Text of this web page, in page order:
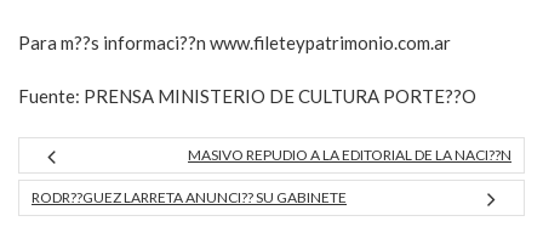
Para m??s informaci??n www.fileteypatrimonio.com.ar
Fuente: PRENSA MINISTERIO DE CULTURA PORTE??O
MASIVO REPUDIO A LA EDITORIAL DE LA NACI??N
RODR??GUEZ LARRETA ANUNCI?? SU GABINETE